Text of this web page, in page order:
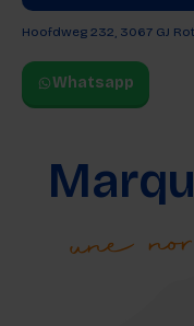
Hoofdweg 232, 3067 GJ
Whatsapp
une